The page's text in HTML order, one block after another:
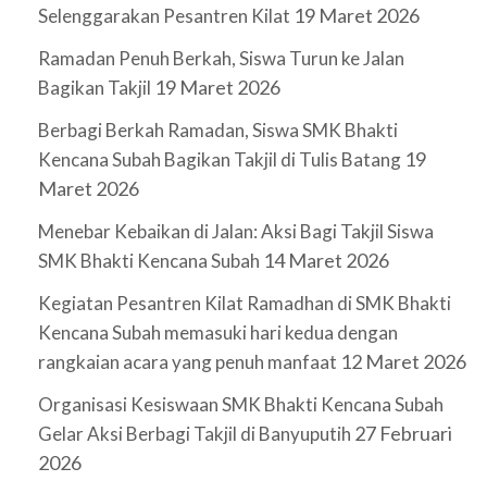
Selenggarakan Pesantren Kilat 19 Maret 2026
Ramadan Penuh Berkah, Siswa Turun ke Jalan
Bagikan Takjil 19 Maret 2026
Berbagi Berkah Ramadan, Siswa SMK Bhakti
Kencana Subah Bagikan Takjil di Tulis Batang 19
Maret 2026
Menebar Kebaikan di Jalan: Aksi Bagi Takjil Siswa
SMK Bhakti Kencana Subah 14 Maret 2026
Kegiatan Pesantren Kilat Ramadhan di SMK Bhakti
Kencana Subah memasuki hari kedua dengan
rangkaian acara yang penuh manfaat 12 Maret 2026
Organisasi Kesiswaan SMK Bhakti Kencana Subah
Gelar Aksi Berbagi Takjil di Banyuputih 27 Februari
2026